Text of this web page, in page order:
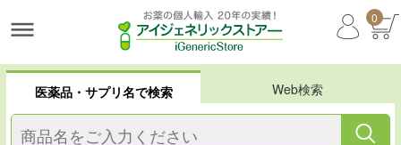
0
医薬品・サプリ名で検索 Web検索